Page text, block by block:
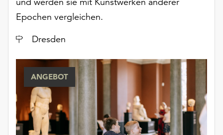
Epochen vergleichen.
Ort
Dresden
ANGEBOT